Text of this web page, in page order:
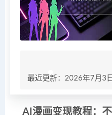
最近更新：2026年7月3日